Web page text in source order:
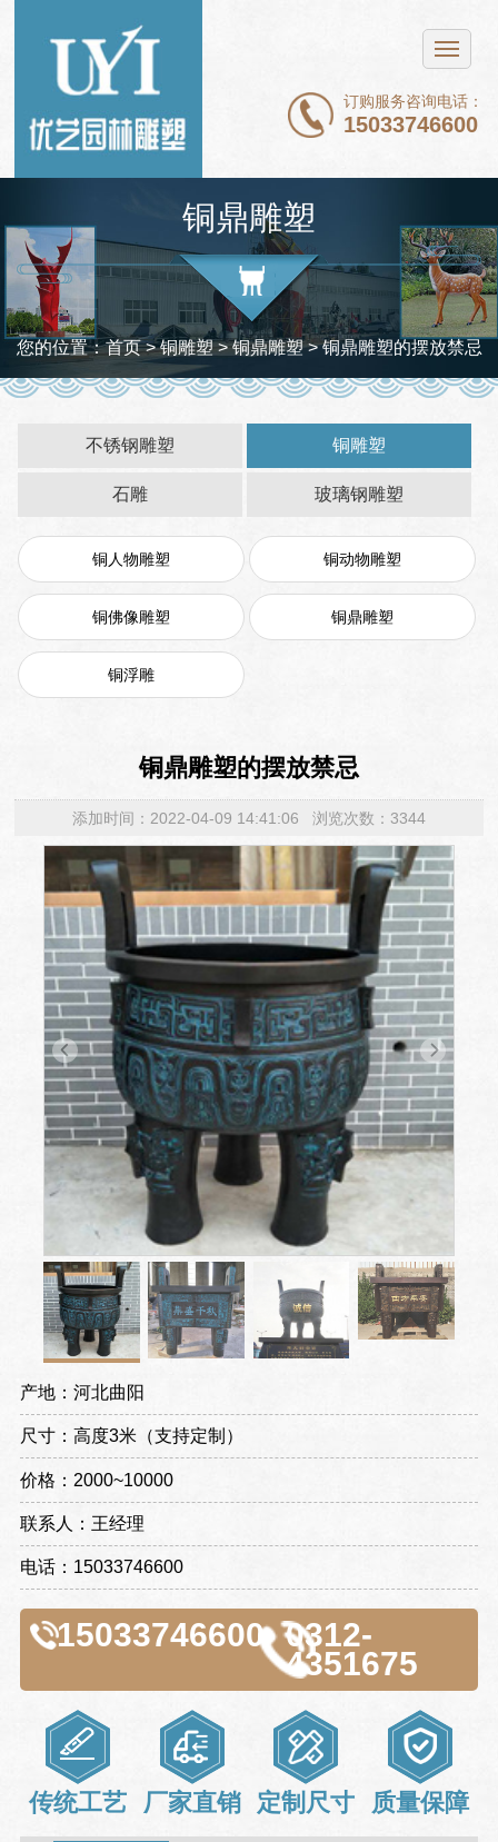
订购服务咨询电话：
15033746600
铜雕塑
石雕
玻璃钢雕塑
新闻中心
案例展示
关于我们
联系我们
铜鼎雕塑
您的位置：首页> 铜雕塑 >铜鼎雕塑> 铜鼎雕塑的摆放禁忌
不锈钢雕塑 铜雕塑
石雕 玻璃钢雕塑
铜人物雕塑 铜动物雕塑
铜佛像雕塑 铜鼎雕塑
铜浮雕
铜鼎雕塑的摆放禁忌
添加时间：2022-04-09 14:41:06 浏览次数：3344
产地：河北曲阳
尺寸：高度3米（支持定制）
价格：2000~10000
联系人：王经理
电话：15033746600
15033746600 0312-
4351675
传统工艺 厂家直销 定制尺寸 质量保障